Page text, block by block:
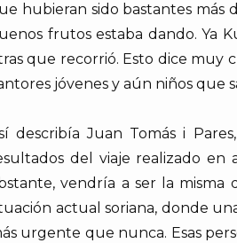
hubieran sido bastantes
frutos estaba dando. Ya
que recorrió. Esto dice muy
jóvenes y aún niños que
describía Juan Tomás i
del viaje realizado en
vendría a ser la misma
actual soriana, donde
urgente que nunca. Esas